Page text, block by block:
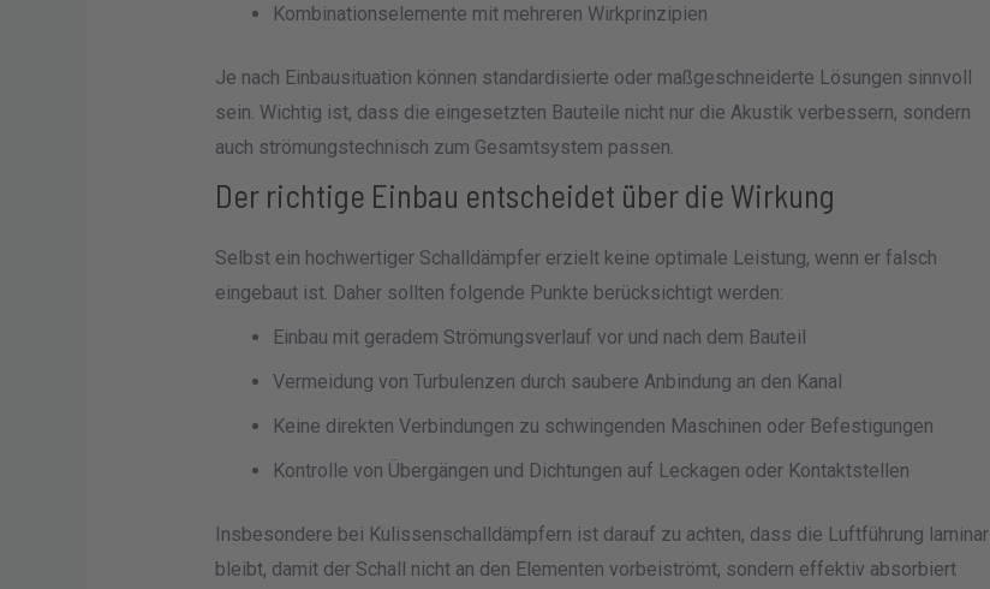
Kombinationselemente mit mehreren Wirkprinzipien
Je nach Einbausituation können standardisierte oder maßgeschneiderte Lösungen sinnvoll
sein. Wichtig ist, dass die eingesetzten Bauteile nicht nur die Akustik verbessern, sondern
auch strömungstechnisch zum Gesamtsystem passen.
Der richtige Einbau entscheidet über die Wirkung
Selbst ein hochwertiger Schalldämpfer erzielt keine optimale Leistung, wenn er falsch
eingebaut ist. Daher sollten folgende Punkte berücksichtigt werden:
Einbau mit geradem Strömungsverlauf vor und nach dem Bauteil
Vermeidung von Turbulenzen durch saubere Anbindung an den Kanal
Keine direkten Verbindungen zu schwingenden Maschinen oder Befestigungen
Kontrolle von Übergängen und Dichtungen auf Leckagen oder Kontaktstellen
Insbesondere bei Kulissenschalldämpfern ist darauf zu achten, dass die Luftführung laminar
bleibt, damit der Schall nicht an den Elementen vorbeiströmt, sondern effektiv absorbiert